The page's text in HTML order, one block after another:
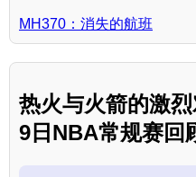
MH370：消失的航班
热火与火箭的激
9日NBA常规赛回